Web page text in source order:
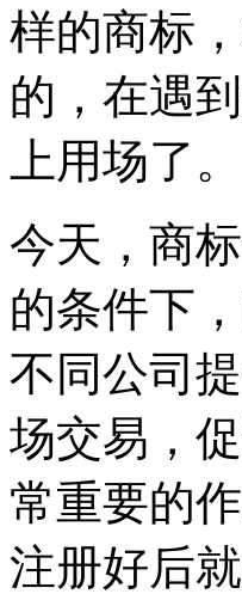
样的商标
的，在遇
上用场了。
今天，商
的条件下
不同公司
场交易，
常重要的
注册好后